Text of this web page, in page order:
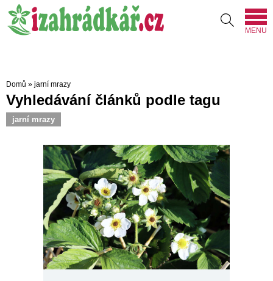
MENU
Domů » jarní mrazy
Vyhledávání článků podle tagu
jarní mrazy